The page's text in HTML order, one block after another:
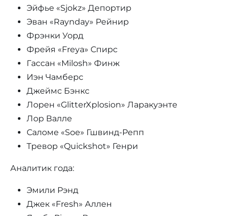
Эйфье «Sjokz» Депортир
Эван «Raynday» Рейнир
Фрэнки Уорд
Фрейя «Freya» Спирс
Гассан «Milosh» Финж
Иэн Чамберс
Джеймс Бэнкс
Лорен «GlitterXplosion» Ларакуэнте
Лор Валле
Саломе «Soe» Гшвинд-Репп
Тревор «Quickshot» Генри
Аналитик года:
Эмили Рэнд
Джек «Fresh» Аллен